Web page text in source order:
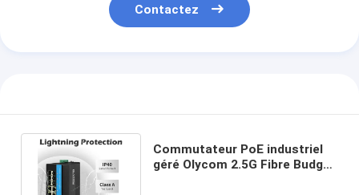
Contactez
Commutateur PoE industriel
géré Olycom 2.5G Fibre Budget